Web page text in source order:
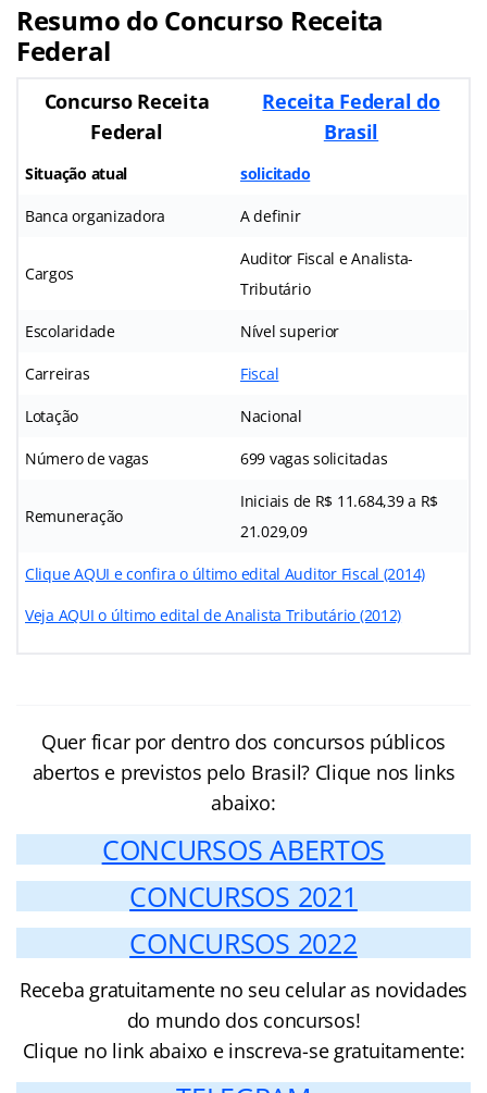
Resumo do Concurso Receita
Federal
Concurso Receita
Federal
Receita Federal do
Brasil
Situação atual solicitado
Banca organizadora A definir
Cargos
Auditor Fiscal e Analista-
Tributário
Escolaridade Nível superior
Carreiras Fiscal
Lotação Nacional
Número de vagas 699 vagas solicitadas
Remuneração
Iniciais de R$ 11.684,39 a R$
21.029,09
Clique AQUI e confira o último edital Auditor Fiscal (2014)
Veja AQUI o último edital de Analista Tributário (2012)
Quer ficar por dentro dos concursos públicos
abertos e previstos pelo Brasil? Clique nos links
abaixo:
CONCURSOS ABERTOS
CONCURSOS 2021
CONCURSOS 2022
Receba gratuitamente no seu celular as novidades
do mundo dos concursos!
Clique no link abaixo e inscreva-se gratuitamente: